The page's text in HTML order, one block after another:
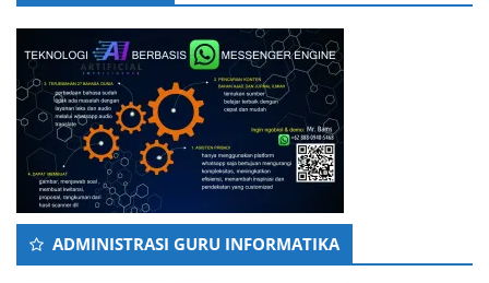
ADMINISTRASI GURU INFORMATIKA